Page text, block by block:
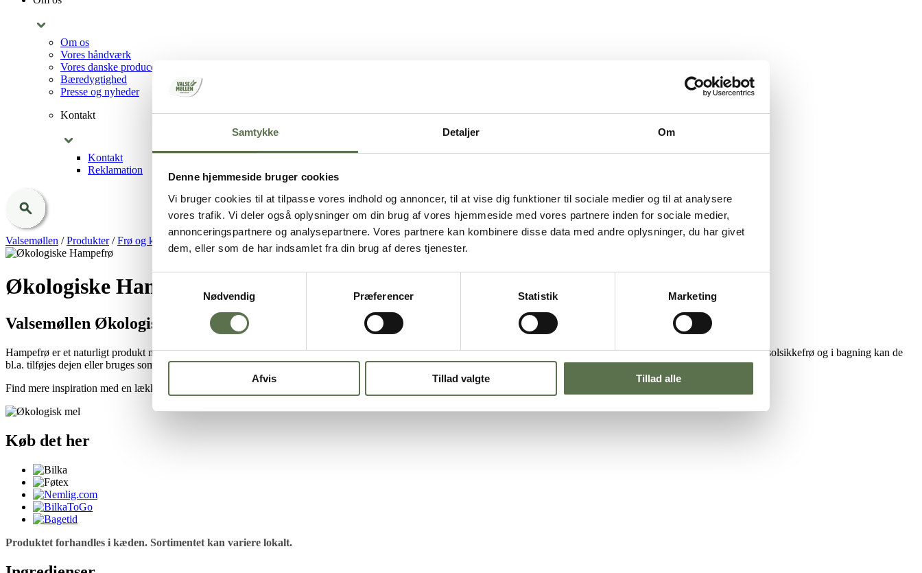
Samtykke Detaljer Om
Denne hjemmeside bruger cookies
Vi bruger cookies til at tilpasse vores indhold og annoncer, til at vise dig funktioner til sociale medier og til at analysere
vores trafik. Vi deler også oplysninger om din brug af vores hjemmeside med vores partnere inden for sociale medier,
annonceringspartnere og analysepartnere. Vores partnere kan kombinere disse data med andre oplysninger, du har givet
dem, eller som de har indsamlet fra din brug af deres tjenester.
Nødvendig
Præferencer Statistik Marketing
Afvis Tillad valgte Tillad alle
Om os
Vores håndværk
Vores danske producenter
Bæredygtighed
Presse og nyheder
Kontakt
Kontakt
Reklamation
Valsemøllen /Produkter/Frø og kerner Økologiske frø og kerner Økologiske Hampefrø
Økologiske Hampefrø
Valsemøllen Økologiske Hampefrø kan bruges i bagværk, salater og smoothies.
Hampefrø er et naturligt produkt med et højt indhold af protein og fiberindhold. Hampefrøene er nøddeagtige og er meget velsmagende. De kan bruges på samme måde som fx. solsikkefrø og i bagning kan de
bl.a. tilføjes dejen eller bruges som dekoration.
Find mere inspiration med en lækker opskrift på en sandwichbolle
opskrifter og få mere inspiration om Valsemøllen Frø og kerner her.
Køb det her
Produktet forhandles i kæden. Sortimentet kan variere lokalt.